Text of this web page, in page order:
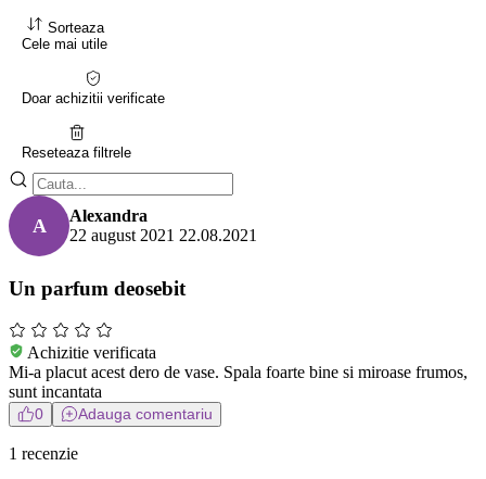
Sorteaza
Cele mai utile
Doar achizitii verificate
Reseteaza filtrele
A
Alexandra
22 august 2021 22.08.2021
Un parfum deosebit
Achizitie verificata
Mi-a placut acest dero de vase. Spala foarte bine si miroase frumos,
sunt incantata
0 Adauga comentariu
1 recenzie